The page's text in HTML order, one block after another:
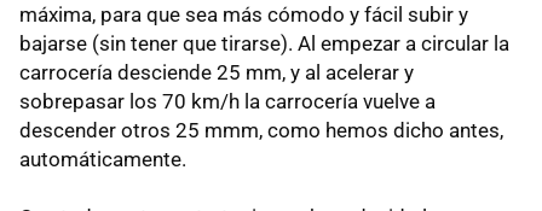
máxima, para que sea más cómodo y fácil subir y
bajarse (sin tener que tirarse). Al empezar a circular la
carrocería desciende 25 mm, y al acelerar y
sobrepasar los 70 km/h la carrocería vuelve a
descender otros 25 mmm, como hemos dicho antes,
automáticamente.